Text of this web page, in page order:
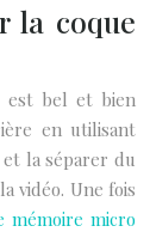
la coque
est bel et bien
en utilisant
la séparer du
vidéo. Une fois
mémoire micro